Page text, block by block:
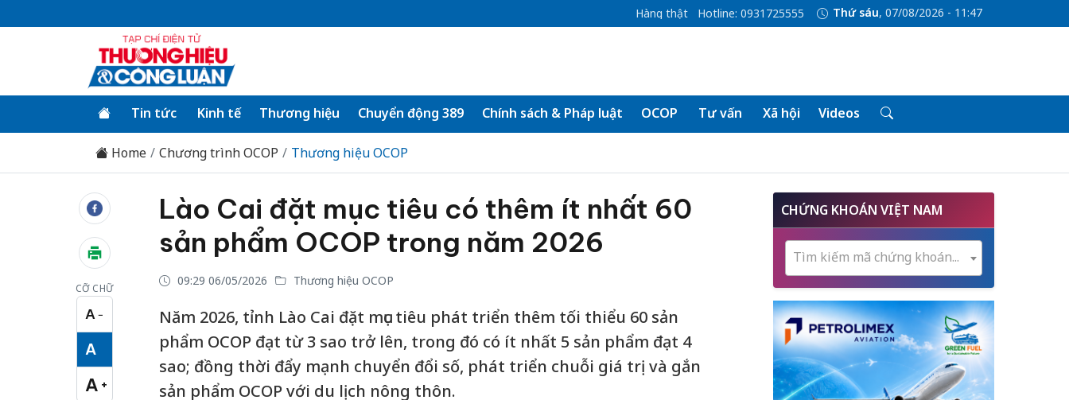
Hàng thật Hotline: 0931725555 Thứ sáu, 07/08/2026 - 11:47
Tin tức Kinh tế Thương hiệu Chuyển động 389 Chính sách & Pháp luật OCOP Tư vấn Xã hội Videos
Home Chương trình OCOP Thương hiệu OCOP
CỠ CHỮ
A −
Cỡ chữ nhỏ
A
Cỡ chữ vừa
A +
Cỡ chữ lớn
Lào Cai đặt mục tiêu có thêm ít nhất 60
sản phẩm OCOP trong năm 2026
09:29 06/05/2026 Thương hiệu OCOP
Năm 2026, tỉnh Lào Cai đặt mục tiêu phát triển thêm tối thiểu 60 sản
phẩm OCOP đạt từ 3 sao trở lên, trong đó có ít nhất 5 sản phẩm đạt 4
sao; đồng thời đẩy mạnh chuyển đổi số, phát triển chuỗi giá trị và gắn
sản phẩm OCOP với du lịch nông thôn.
CHỨNG KHOÁN VIỆT NAM
Tìm kiếm mã chứng khoán...